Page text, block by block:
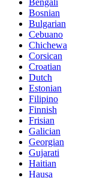
Bosnian
Bulgarian
Cebuano
Chichewa
Corsican
Croatian
Dutch
Estonian
Filipino
Finnish
Frisian
Galician
Georgian
Gujarati
Haitian
Hausa